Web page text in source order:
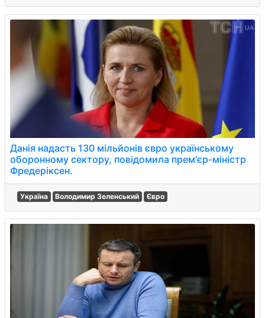
Данія надасть 130 мільйонів євро українському
оборонному сектору, повідомила прем'єр-міністр
Фредеріксен.
Україна Володимир Зеленський Євро